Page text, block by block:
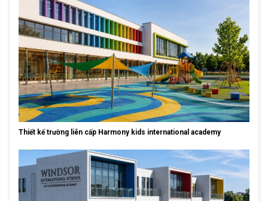
Thiết kế trường liên cấp Harmony kids international academy